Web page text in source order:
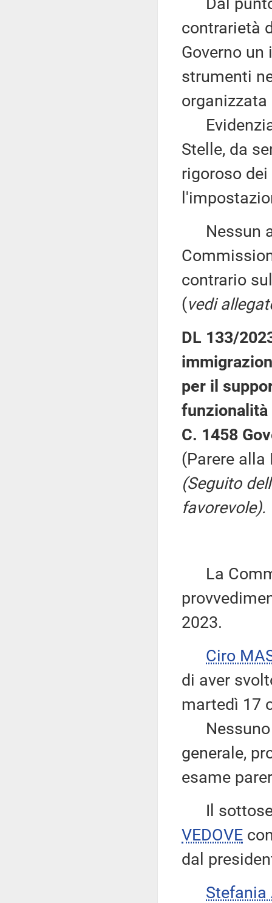
contrarietà
Governo
strumenti
Stelle, da
rigoroso
Nessun
contrario
(vedi
DL 133/
per il
C. 1458
(Parere alla
(Seguito
favorevole).
La
2023.
Ciro
di aver
martedì 17
Nessuno
generale,
esame
Il
VEDOVE
dal
Stefania